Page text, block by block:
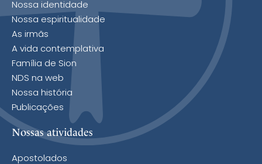
Nossa identidade
Nossa espiritualidade
As irmãs
A vida contemplativa
Família de Sion
NDS na web
Nossa história
Publicações
Nossas atividades
Apostolados